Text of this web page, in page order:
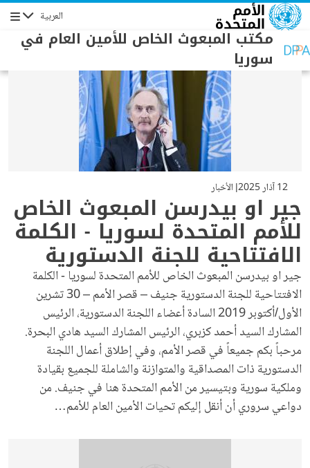
تجاوز إلى المحتوى الرئيسي العربية التنقل
مكتب المبعوث الخاص للأمين العام في
سوريا
12 آذار 2025 الأخبار
جير او بيدرسن المبعوث الخاص
للأمم المتحدة لسوريا - الكلمة
الافتتاحية للجنة الدستورية
جير او بيدرسن المبعوث الخاص للأمم المتحدة لسوريا - الكلمة
الافتتاحية للجنة الدستورية جنيف – قصر الأمم – 30 تشرين
الأول/أكتوبر 2019 السادة أعضاء اللجنة الدستورية، الرئيس
المشارك السيد أحمد كزبري، الرئيس المشارك السيد هادي البحرة.
مرحباً بكم جميعاً في قصر الأمم، وفي إطلاق أعمال اللجنة
الدستورية ذات المصداقية والمتوازنة والشاملة للجميع بقيادة
وملكية سورية وبتيسير من الأمم المتحدة هنا في جنيف. من
دواعي سروري أن أنقل إليكم تحيات الأمين العام للأمم…